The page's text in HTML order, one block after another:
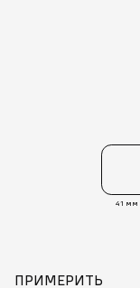
41 мм
ПРИМЕРИТЬ